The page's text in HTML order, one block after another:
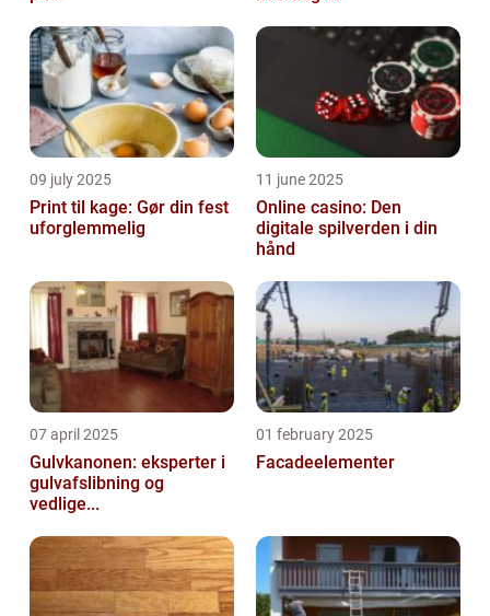
09 july 2025
Print til kage: Gør din fest
uforglemmelig
11 june 2025
Online casino: Den
digitale spilverden i din
hånd
07 april 2025
Gulvkanonen: eksperter i
gulvafslibning og
vedlige...
01 february 2025
Facadeelementer